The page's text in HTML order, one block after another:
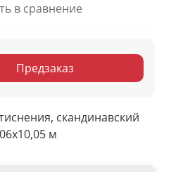
в сравнение
Предзаказ
скандинавский
м